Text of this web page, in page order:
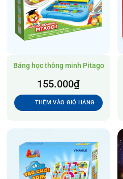
Bảng học thông minh Pitago
155.000₫
THÊM VÀO GIỎ HÀNG